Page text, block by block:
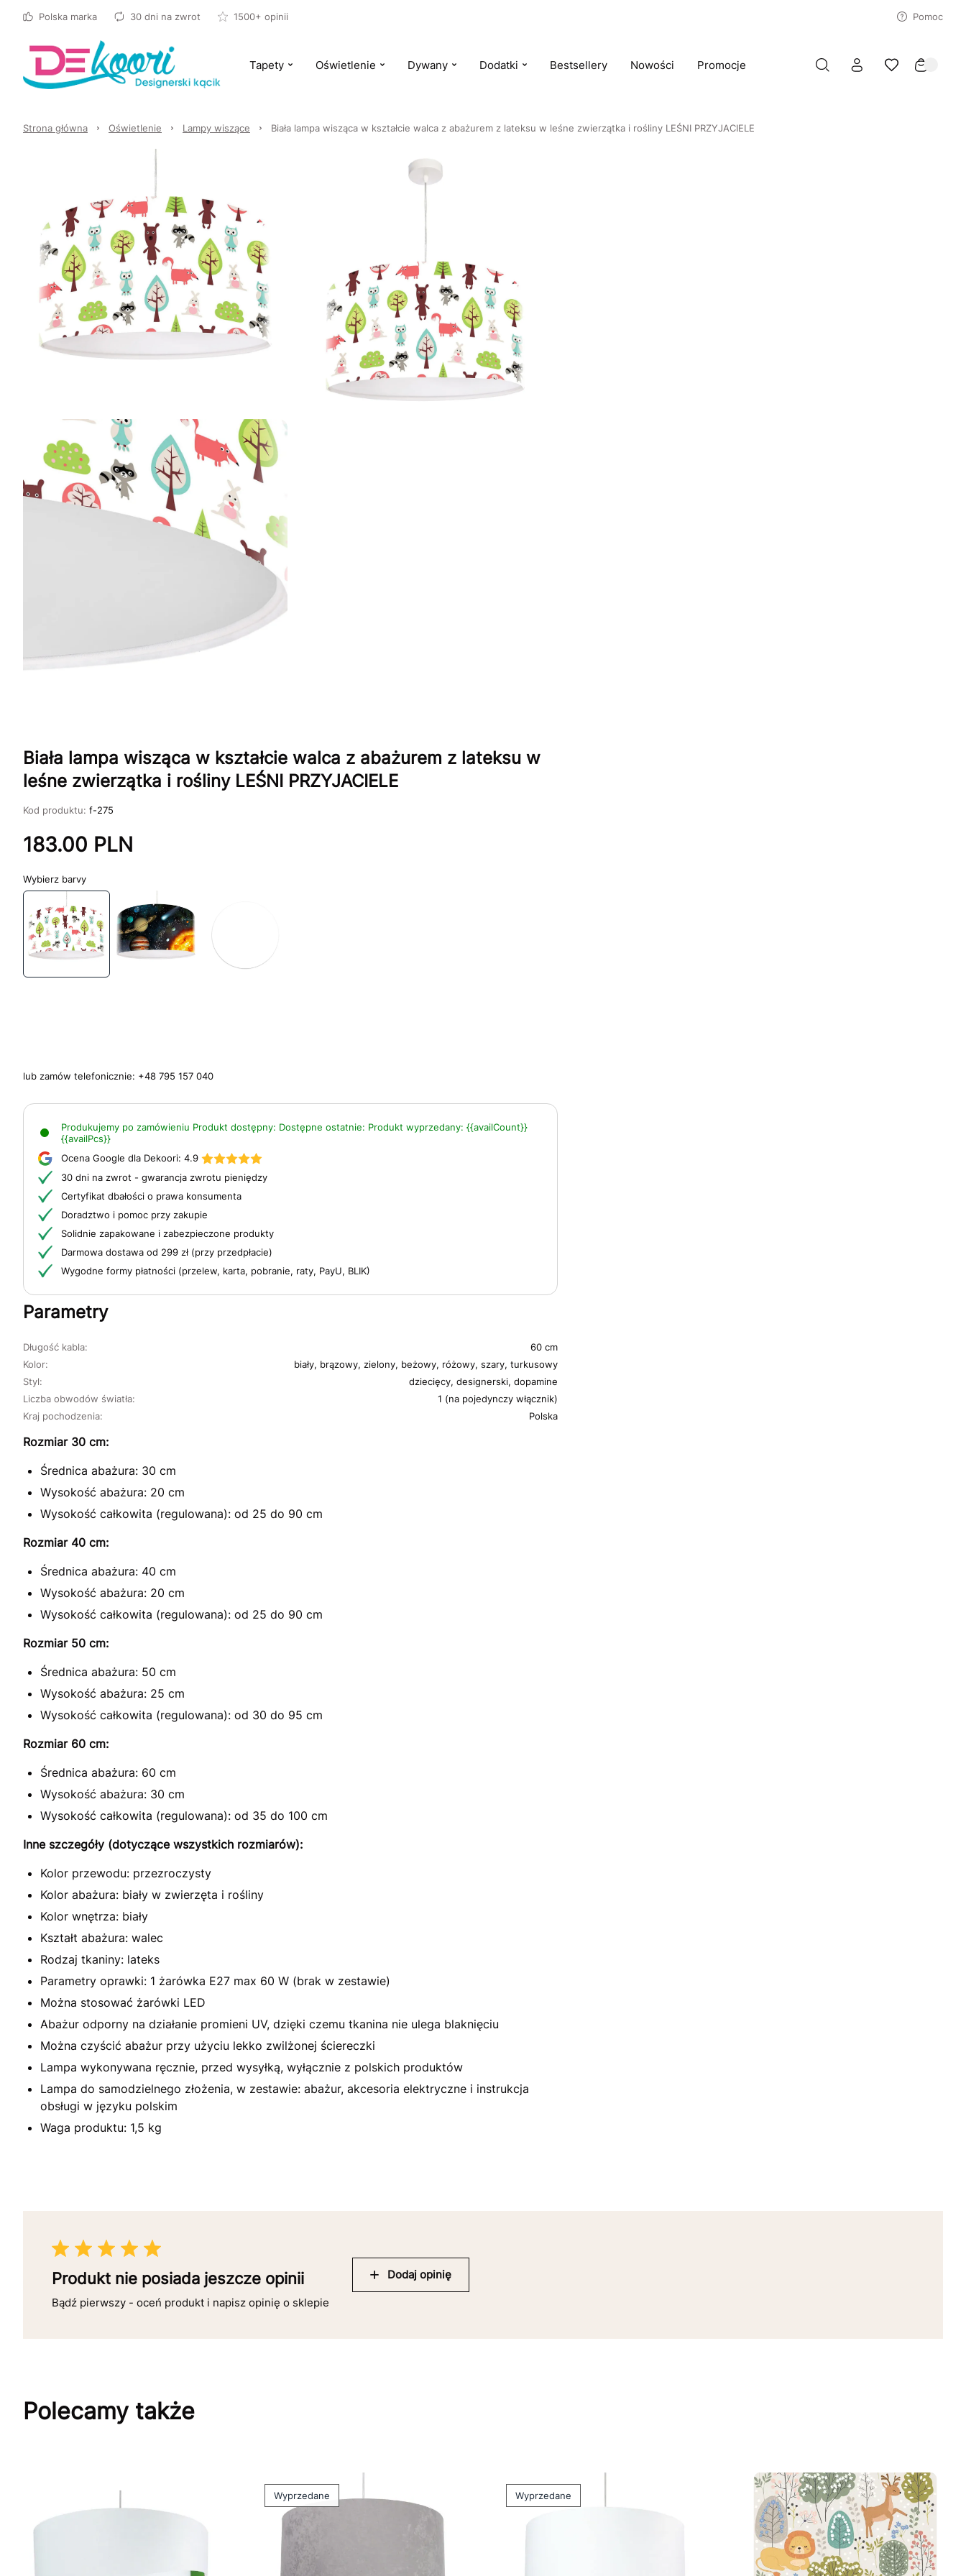
Polska marka 30 dni na zwrot 1500+ opinii Pomoc
Tapety Oświetlenie Dywany Dodatki Bestsellery Nowości Promocje
Strona główna Oświetlenie Lampy wiszące Biała lampa wisząca w kształcie walca z abażurem z lateksu w leśne zwierzątka i rośliny LEŚNI PRZYJACIELE
Biała lampa wisząca w kształcie walca z abażurem z lateksu w
leśne zwierzątka i rośliny LEŚNI PRZYJACIELE
Kod produktu: f-275
183.00 PLN
barvy
lub zamów telefonicznie: +48 795 157 040
Produkujemy po zamówieniu Produkt dostępny: Dostępne ostatnie: Produkt wyprzedany: {{availCount}}
{{availPcs}}
Ocena Google dla Dekoori: 4.9
30 dni na zwrot - gwarancja zwrotu pieniędzy
Certyfikat dbałości o prawa konsumenta
Doradztwo i pomoc przy zakupie
Solidnie zapakowane i zabezpieczone produkty
Darmowa dostawa od 299 zł (przy przedpłacie)
Wygodne formy płatności (przelew, karta, pobranie, raty, PayU, BLIK)
Parametry
Kolor:
biały, brązowy, zielony, beżowy, różowy, szary, turkusowy
Styl:
dziecięcy, designerski, dopamine
Kraj pochodzenia: Polska
Liczba obwodów światła: 1 (na pojedynczy włącznik)
Długość kabla: 60 cm
Rozmiar 30 cm:
Średnica abażura: 30 cm
Wysokość abażura: 20 cm
Wysokość całkowita (regulowana): od 25 do 90 cm
Rozmiar 40 cm:
Średnica abażura: 40 cm
Wysokość abażura: 20 cm
Wysokość całkowita (regulowana): od 25 do 90 cm
Rozmiar 50 cm:
Średnica abażura: 50 cm
Wysokość abażura: 25 cm
Wysokość całkowita (regulowana): od 30 do 95 cm
Rozmiar 60 cm:
Średnica abażura: 60 cm
Wysokość abażura: 30 cm
Wysokość całkowita (regulowana): od 35 do 100 cm
Inne szczegóły (dotyczące wszystkich rozmiarów):
Kolor przewodu: przezroczysty
Kolor abażura: biały w zwierzęta i rośliny
Kolor wnętrza: biały
Kształt abażura: walec
Rodzaj tkaniny: lateks
Parametry oprawki: 1 żarówka E27 max 60 W (brak w zestawie)
Można stosować żarówki LED
Abażur odporny na działanie promieni UV, dzięki czemu tkanina nie ulega blaknięciu
Można czyścić abażur przy użyciu lekko zwilżonej ściereczki
Lampa wykonywana ręcznie, przed wysyłką, wyłącznie z polskich produktów
Lampa do samodzielnego złożenia, w zestawie: abażur, akcesoria elektryczne i instrukcja
obsługi w języku polskim
Waga produktu: 1,5 kg
Produkt nie posiada jeszcze opinii
Bądź pierwszy - oceń produkt i napisz opinię o sklepie
Dodaj opinię
Polecamy także
Wyprzedane Wyprzedane